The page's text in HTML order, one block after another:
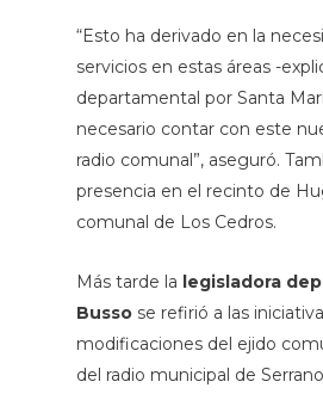
“Esto ha derivado en la
servicios en estas áreas -
departamental por Santa
necesario contar con este
radio comunal”, aseguró.
presencia en el recinto de
comunal de Los Cedros.
Más tarde la legisladora
Bussose refirió a las
modificaciones del ejido
del radio municipal de